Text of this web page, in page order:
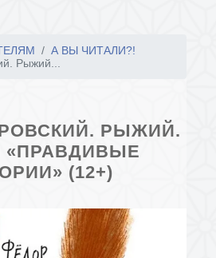
А ВЫ ЧИТАЛИ?!
Рыжий...
РЫЖИЙ.
«ПРАВДИВЫЕ
(12+)